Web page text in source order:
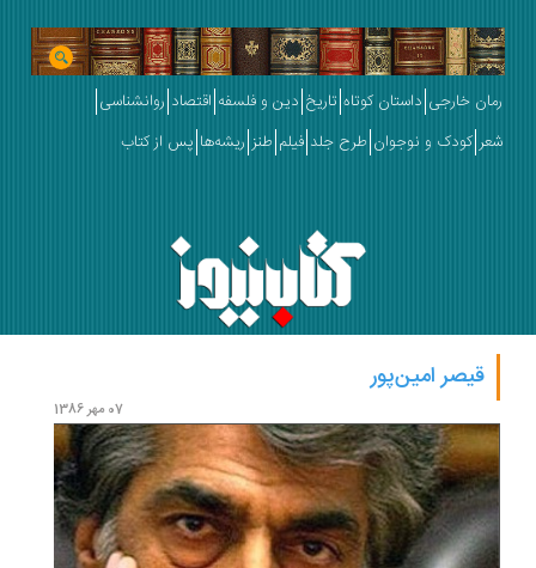
رمان خارجی داستان کوتاه تاریخ دین و فلسفه اقتصاد روانشناسی
شعر کودک و نوجوان طرح جلد فیلم طنز ریشه‌ها پس از کتاب
قیصر امین‌‏پور
07 مهر 1386